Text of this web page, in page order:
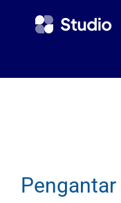
Pengantar